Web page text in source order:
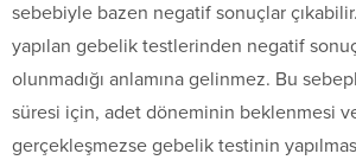
sebebiyle bazen negatif sonuçlar
yapılan gebelik testlerinden negatif
olunmadığı anlamına gelinmez. Bu
süresi için, adet döneminin beklenmesi
gerçekleşmezse gebelik testinin